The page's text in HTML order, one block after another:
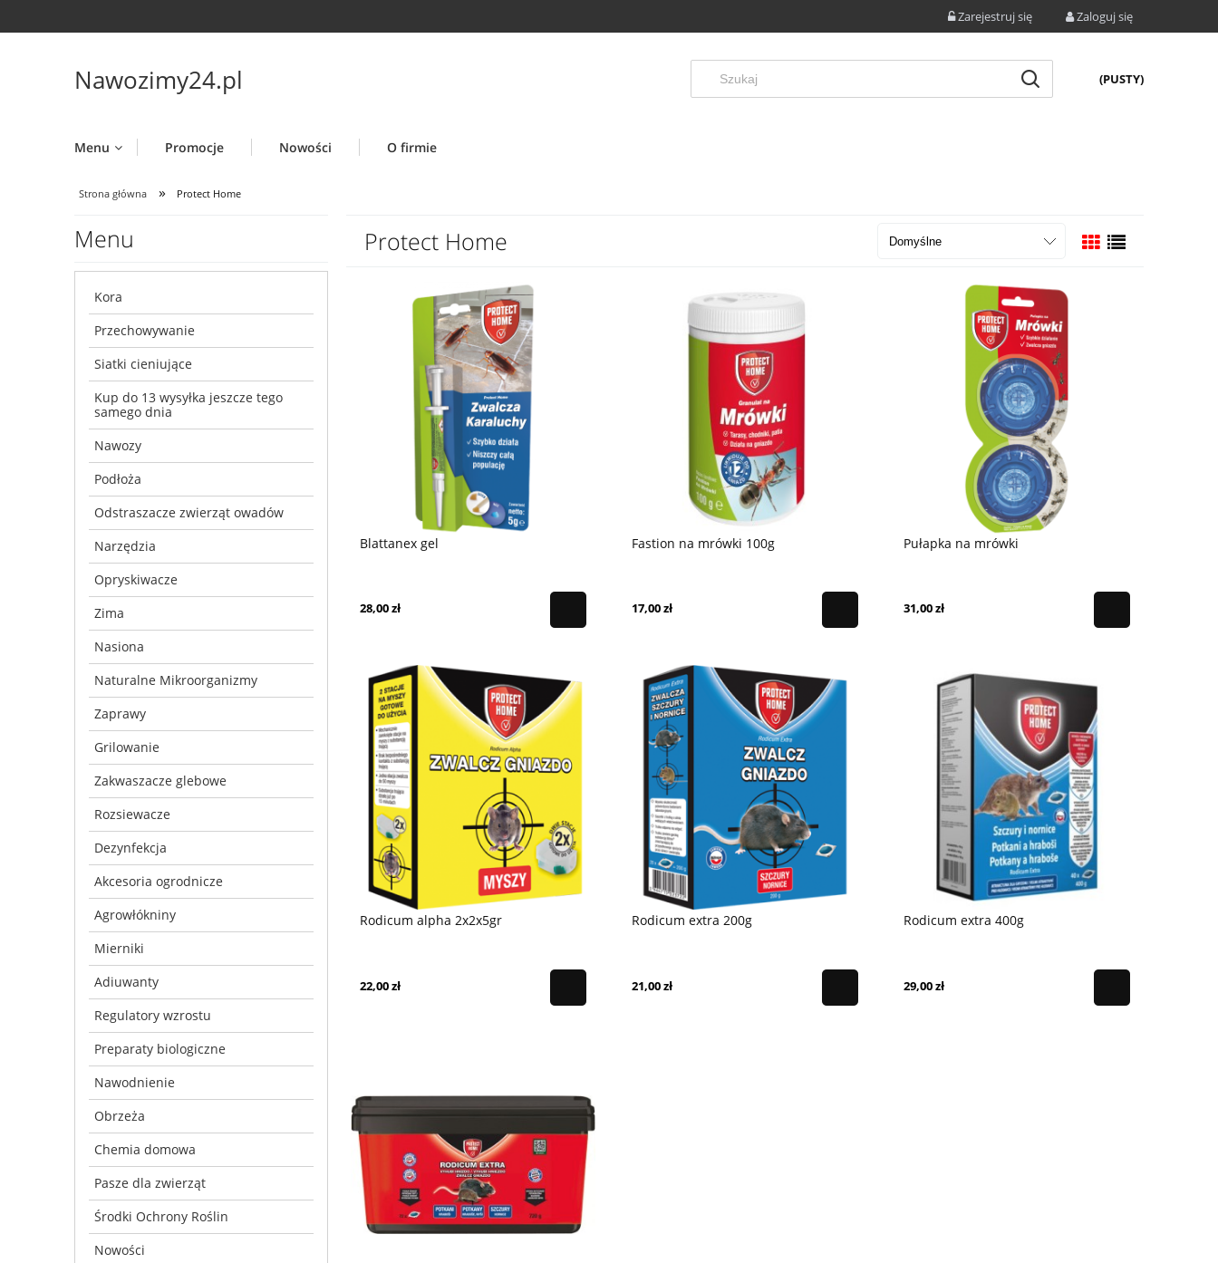
Zarejestruj się Zaloguj się
Nawozimy24.pl (PUSTY)
Menu Promocje Nowości O firmie
Strona główna » Protect Home
Menu
Kora
Przechowywanie
Siatki cieniujące
Kup do 13 wysyłka jeszcze tego
samego dnia
Nawozy
Podłoża
Odstraszacze zwierząt owadów
Narzędzia
Opryskiwacze
Zima
Nasiona
Naturalne Mikroorganizmy
Zaprawy
Grilowanie
Zakwaszacze glebowe
Rozsiewacze
Dezynfekcja
Akcesoria ogrodnicze
Agrowłókniny
Mierniki
Adiuwanty
Regulatory wzrostu
Preparaty biologiczne
Nawodnienie
Obrzeża
Chemia domowa
Pasze dla zwierząt
Środki Ochrony Roślin
Nowości
Protect Home
Blattanex gel
28,00 zł
Fastion na mrówki 100g
17,00 zł
Pułapka na mrówki
31,00 zł
Rodicum alpha 2x2x5gr
22,00 zł
Rodicum extra 200g
21,00 zł
Rodicum extra 400g
29,00 zł